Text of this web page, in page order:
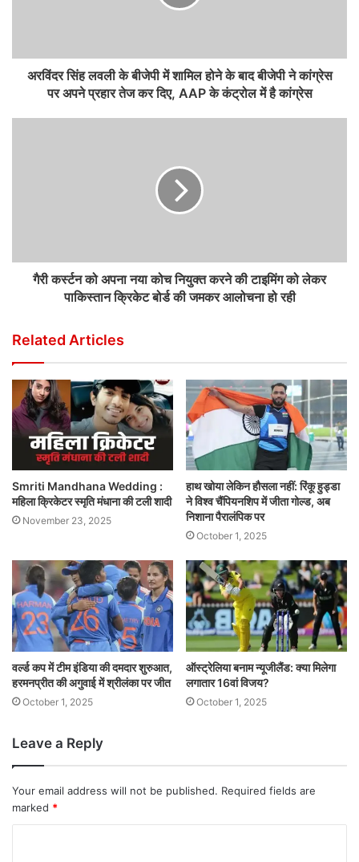
अरविंदर सिंह लवली के बीजेपी में शामिल होने के बाद बीजेपी ने कांग्रेस
पर अपने प्रहार तेज कर दिए, AAP के कंट्रोल में है कांग्रेस
गैरी कर्स्टन को अपना नया कोच नियुक्त करने की टाइमिंग को लेकर
पाकिस्तान क्रिकेट बोर्ड की जमकर आलोचना हो रही
Related Articles
Smriti Mandhana Wedding :
महिला क्रिकेटर स्मृति मंधाना की टली शादी
November 23, 2025
हाथ खोया लेकिन हौसला नहीं: रिंकू हुड्डा
ने विश्व चैंपियनशिप में जीता गोल्ड, अब
निशाना पैरालंपिक पर
October 1, 2025
वर्ल्ड कप में टीम इंडिया की दमदार शुरुआत,
हरमनप्रीत की अगुवाई में श्रीलंका पर जीत
October 1, 2025
ऑस्ट्रेलिया बनाम न्यूजीलैंड: क्या मिलेगा
लगातार 16वां विजय?
October 1, 2025
Leave a Reply
Your email address will not be published. Required fields are
marked *